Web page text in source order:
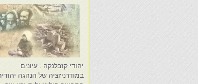
יהודי קזבלנקה : עיונים
במודרניזציה של הנהגה